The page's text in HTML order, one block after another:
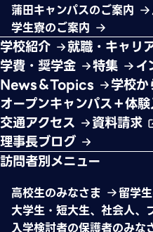
蒲田キャンパスのご案内
学生寮のご案内
学校紹介 就職・キャリ
学費・奨学金
特集
イ
News＆Topics
学校
オープンキャンパス＋体
交通アクセス
資料請求
理事長ブログ
訪問者別メニュー
高校生のみなさま
留学
大学生・短大生、社会人、
入学検討者の保護者のみな